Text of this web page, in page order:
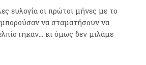
ευλογία οι πρώτοι μήνες με το
να σταματήσουν να
κι όμως δεν μιλάμε